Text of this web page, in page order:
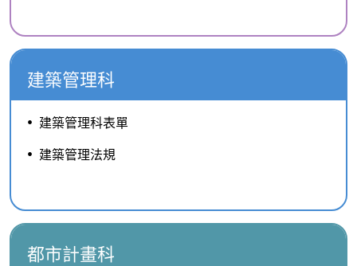
建築管理科
建築管理科表單
建築管理法規
都市計畫科